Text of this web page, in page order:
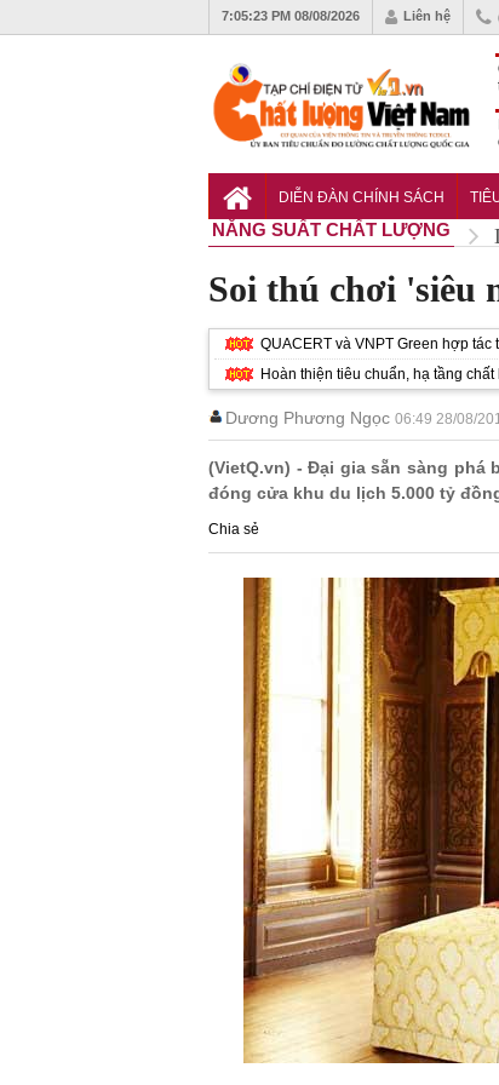
7:05:25 PM 08/08/2026 Liên hệ
DIỄN ĐÀN CHÍNH SÁCH
NĂNG SUẤT CHẤT LƯỢNG
Soi thú chơi 'siêu
QUACERT và VNPT Green hợp
Hoàn thiện tiêu chuẩn, hạ tầng
Dương Phương Ngọc 06:49 28/08/
(VietQ.vn) - Đại gia sẵn sàng phá
đóng cửa khu du lịch 5.000 tỷ
Chia sẻ